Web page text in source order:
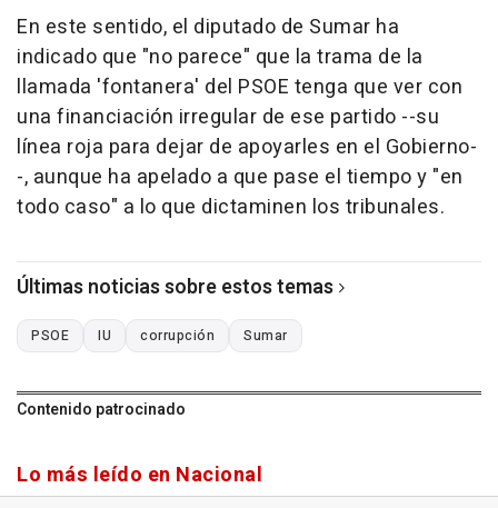
En este sentido, el diputado de Sumar ha
indicado que "no parece" que la trama de la
llamada 'fontanera' del PSOE tenga que ver con
una financiación irregular de ese partido --su
línea roja para dejar de apoyarles en el Gobierno-
-, aunque ha apelado a que pase el tiempo y "en
todo caso" a lo que dictaminen los tribunales.
Últimas noticias sobre estos temas
PSOE IU corrupción Sumar
Contenido patrocinado
Lo más leído en Nacional